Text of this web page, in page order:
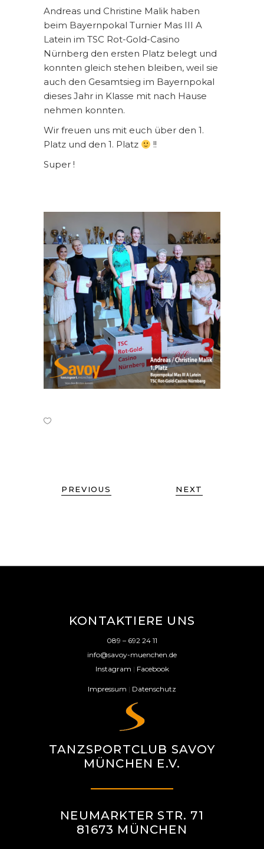
Andreas und Christine Malik haben
beim Bayernpokal Turnier Mas III A
Latein im TSC Rot-Gold-Casino
Nürnberg den ersten Platz belegt und
konnten gleich stehen bleiben, weil sie
auch den Gesamtsieg im Bayernpokal
dieses Jahr in Klasse mit nach Hause
nehmen konnten.
Wir freuen uns mit euch über den 1.
Platz und den 1. Platz
!!
Super !
PREVIOUS NEXT
KONTAKTIERE UNS
089 – 692 24 11
info@savoy-muenchen.de
Instagram | Facebook
Impressum | Datenschutz
TANZSPORTCLUB SAVOY
MÜNCHEN E.V.
NEUMARKTER STR. 71
81673 MÜNCHEN